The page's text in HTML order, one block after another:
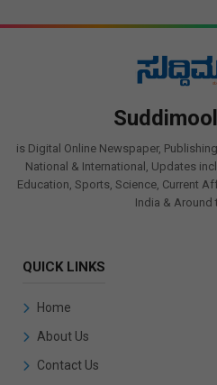
is Digital Online Newspaper,
National & International, Updates
Education, Sports, Science, Current
India & Around
QUICK LINKS
Home
About Us
Contact Us